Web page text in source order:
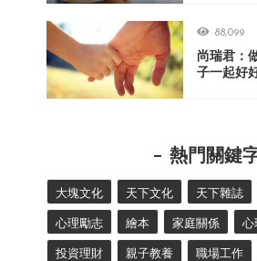
88,099
尚瑞君：
子一起好
熱門關鍵
大塊文化 天下文化 天下雜誌
心理勵志 繪本 家庭關係 心
投資理財 親子教養 職場工作